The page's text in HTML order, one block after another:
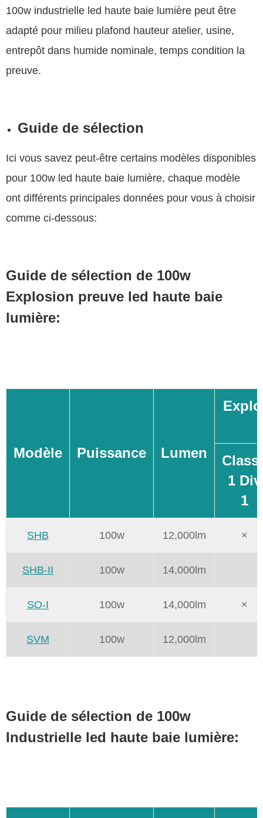
100w industrielle led haute baie lumière peut être
adapté pour milieu plafond hauteur atelier, usine,
entrepôt dans humide nominale, temps condition la
preuve.
Guide de sélection
Ici vous savez peut-être certains modèles disponibles
pour 100w led haute baie lumière, chaque modèle
ont différents principales données pour vous à choisir
comme ci-dessous:
Guide de sélection de 100w
Explosion preuve led haute baie
lumière:
Modèle Puissance Lumen
1 Div
1
SHB 100w 12,000lm ×
SHB-II 100w 14,000lm
SO-I 100w 14,000lm ×
SVM 100w 12,000lm
Guide de sélection de 100w
Industrielle led haute baie lumière: